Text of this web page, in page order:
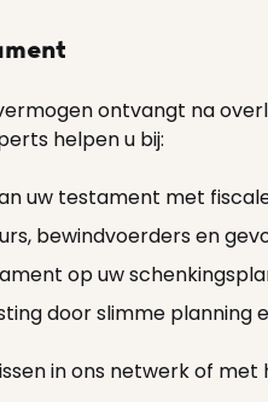
ontvangt na
helpen u bij:
uw testament met
bewindvoerders en
op uw
door slimme planning
in ons netwerk of